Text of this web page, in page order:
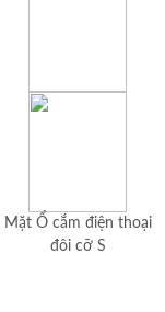
Mặt Ổ cắm điện thoại
đôi cỡ S